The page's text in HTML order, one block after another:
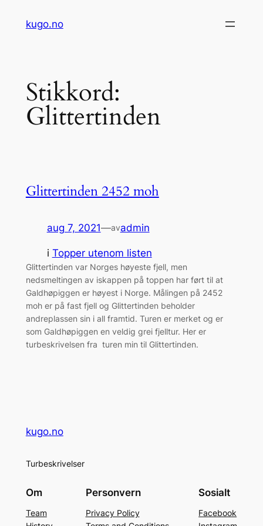
kugo.no
Stikkord:
Glittertinden
Glittertinden 2452 moh
aug 7, 2021—avadmin
i Topper utenom listen
Glittertinden var Norges høyeste fjell, men
nedsmeltingen av iskappen på toppen har ført til at
Galdhøpiggen er høyest i Norge. Målingen på 2452
moh er på fast fjell og Glittertinden beholder
andreplassen sin i all framtid. Turen er merket og er
som Galdhøpiggen en veldig grei fjelltur. Her er
turbeskrivelsen fra turen min til Glittertinden.
kugo.no
Turbeskrivelser
Om
Team
Personvern
Privacy Policy
Sosialt
Facebook